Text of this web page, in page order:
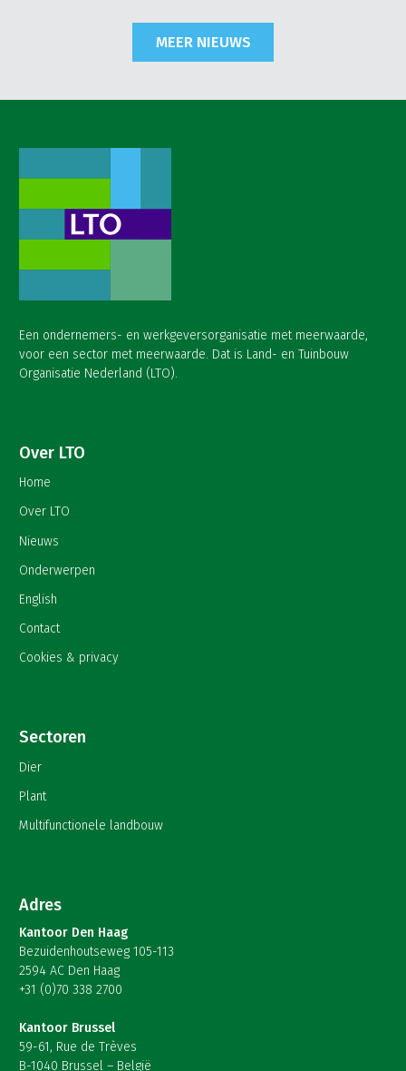
MEER NIEUWS
Een ondernemers- en werkgeversorganisatie met meerwaarde,
voor een sector met meerwaarde. Dat is Land- en Tuinbouw
Organisatie Nederland (LTO).
Over LTO
Home
Over LTO
Nieuws
Onderwerpen
English
Contact
Cookies & privacy
Sectoren
Dier
Plant
Multifunctionele landbouw
Adres
Kantoor Den Haag
Bezuidenhoutseweg 105-113
2594 AC Den Haag
+31 (0)70 338 2700
Kantoor Brussel
59-61, Rue de Trèves
B-1040 Brussel – België